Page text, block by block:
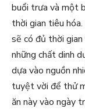
buổi trưa và một
thời gian tiêu
sẽ có đủ thời
những chất dinh
dựa vào nguồn
tuyệt vời để thử
ăn này vào ngày